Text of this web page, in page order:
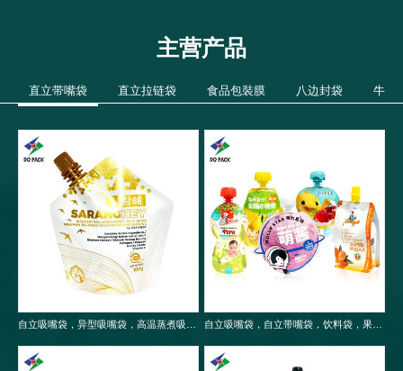
主营产品
直立带嘴袋 直立拉链袋 食品包裝膜 八边封袋 牛皮